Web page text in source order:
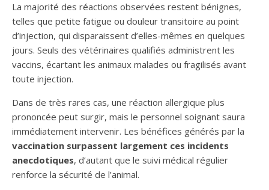
La majorité des réactions observées restent bénignes,
telles que petite fatigue ou douleur transitoire au point
d’injection, qui disparaissent d’elles-mêmes en quelques
jours. Seuls des vétérinaires qualifiés administrent les
vaccins, écartant les animaux malades ou fragilisés avant
toute injection.
Dans de très rares cas, une réaction allergique plus
prononcée peut surgir, mais le personnel soignant saura
immédiatement intervenir. Les bénéfices générés par la
vaccination surpassent largement ces incidents
anecdotiques, d’autant que le suivi médical régulier
renforce la sécurité de l’animal.